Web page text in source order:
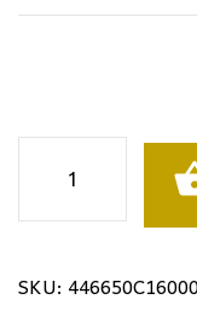
aluminio
GU10
cantidad
SKU: